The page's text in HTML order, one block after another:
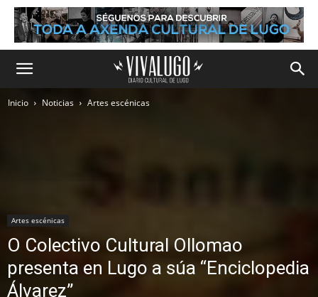
Inicio Noticias Artes escénicas
Artes escénicas
O Colectivo Cultural Ollomao
presenta en Lugo a súa “Enciclopedia
Álvarez”